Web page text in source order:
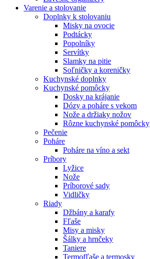
Varenie a stolovanie
Doplnky k stolovaniu
Misky na ovocie
Podtácky
Popolníky
Servítky
Slamky na pitie
Soľničky a koreničky
Kuchynské doplnky
Kuchynské pomôcky
Dosky na krájanie
Dózy a poháre s vekom
Nože a držiaky nožov
Rôzne kuchynské pomôcky
Pečenie
Poháre
Poháre na víno a sekt
Príbory
Lyžice
Nože
Príborové sady
Vidličky
Riady
Džbány a karafy
Fľaše
Misy a misky
Šálky a hrnčeky
Taniere
Termofľaše a termosky